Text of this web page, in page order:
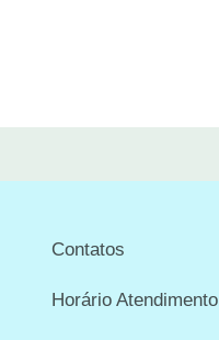
Contatos
Horário Atendimento